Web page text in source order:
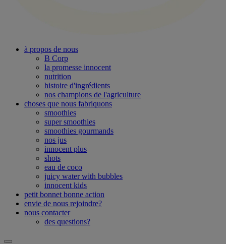
à propos de nous
B Corp
la promesse innocent
nutrition
histoire d'ingrédients
nos champions de l'agriculture
choses que nous fabriquons
smoothies
super smoothies
smoothies gourmands
nos jus
innocent plus
shots
eau de coco
juicy water with bubbles
innocent kids
petit bonnet bonne action
envie de nous rejoindre?
nous contacter
des questions?